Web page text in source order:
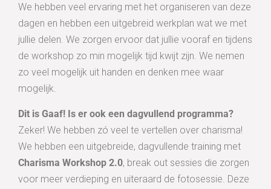
We hebben veel ervaring met het organiseren van deze
dagen en hebben een uitgebreid werkplan wat we met
jullie delen. We zorgen ervoor dat jullie vooraf en tijdens
de workshop zo min mogelijk tijd kwijt zijn. We nemen
zo veel mogelijk uit handen en denken mee waar
mogelijk.
Dit is Gaaf! Is er ook een dagvullend programma?
Zeker! We hebben zó veel te vertellen over charisma!
We hebben een uitgebreide, dagvullende training met
Charisma Workshop 2.0, break out sessies die zorgen
voor meer verdieping en uiteraard de fotosessie. Deze